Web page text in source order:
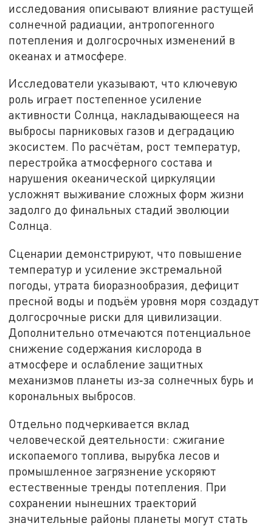
исследования описывают влияние растущей
солнечной радиации, антропогенного
потепления и долгосрочных изменений в
океанах и атмосфере.
Исследователи указывают, что ключевую
роль играет постепенное усиление
активности Солнца, накладывающееся на
выбросы парниковых газов и деградацию
экосистем. По расчётам, рост температур,
перестройка атмосферного состава и
нарушения океанической циркуляции
усложнят выживание сложных форм жизни
задолго до финальных стадий эволюции
Солнца.
Сценарии демонстрируют, что повышение
температур и усиление экстремальной
погоды, утрата биоразнообразия, дефицит
пресной воды и подъём уровня моря создадут
долгосрочные риски для цивилизации.
Дополнительно отмечаются потенциальное
снижение содержания кислорода в
атмосфере и ослабление защитных
механизмов планеты из‑за солнечных бурь и
корональных выбросов.
Отдельно подчеркивается вклад
человеческой деятельности: сжигание
ископаемого топлива, вырубка лесов и
промышленное загрязнение ускоряют
естественные тренды потепления. При
сохранении нынешних траекторий
значительные районы планеты могут стать